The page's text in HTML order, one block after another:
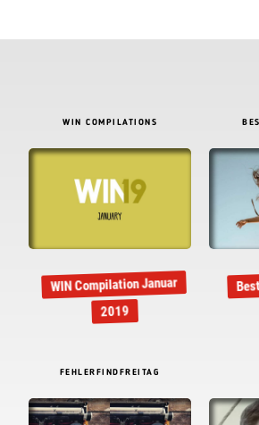
WIN COMPILATIONS
WIN Compilation Januar
2019
FEHLERFINDFREITAG